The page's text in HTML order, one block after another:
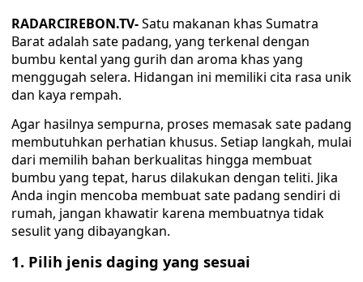
RADARCIREBON.TV-Satu makanan khas Sumatra
Barat adalah sate padang, yang terkenal dengan
bumbu kental yang gurih dan aroma khas yang
menggugah selera. Hidangan ini memiliki cita rasa unik
dan kaya rempah.
Agar hasilnya sempurna, proses memasak sate padang
membutuhkan perhatian khusus. Setiap langkah, mulai
dari memilih bahan berkualitas hingga membuat
bumbu yang tepat, harus dilakukan dengan teliti. Jika
Anda ingin mencoba membuat sate padang sendiri di
rumah, jangan khawatir karena membuatnya tidak
sesulit yang dibayangkan.
1. Pilih jenis daging yang sesuai